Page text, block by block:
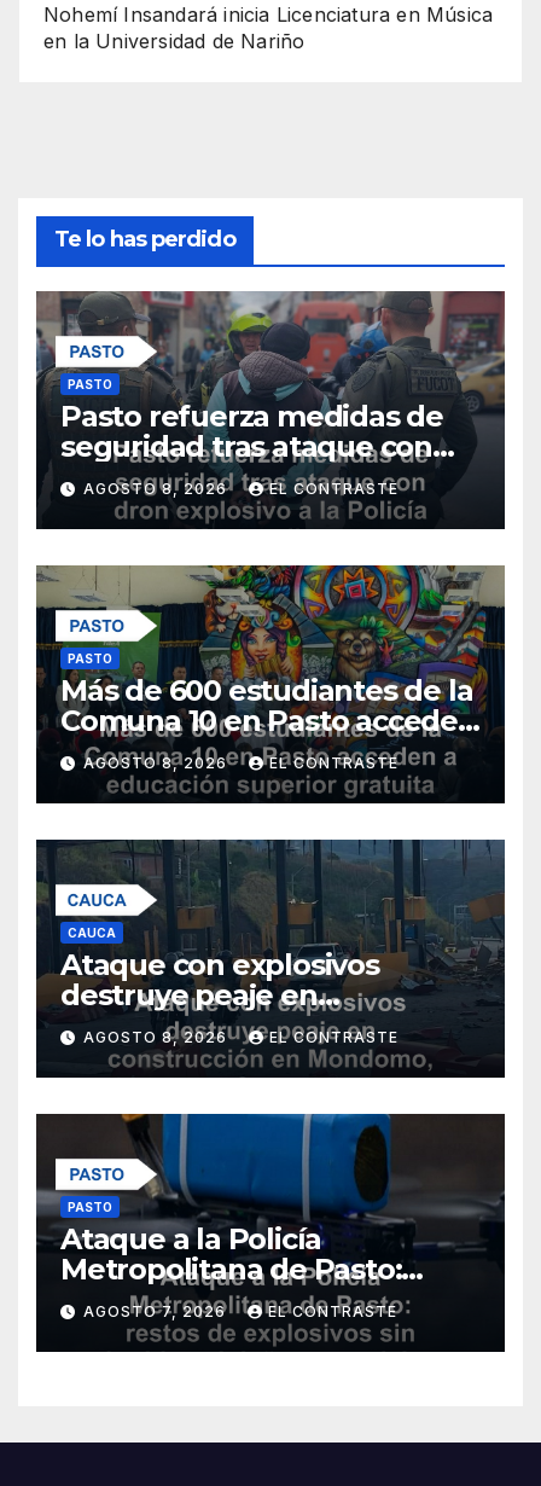
Nohemí Insandará inicia Licenciatura en Música
en la Universidad de Nariño
Te lo has perdido
PASTO
Pasto refuerza medidas de
seguridad tras ataque con
dron explosivo a la Policía
Metropolitana
AGOSTO 8, 2026 EL CONTRASTE
PASTO
Más de 600 estudiantes de la
Comuna 10 en Pasto acceden
a educación superior gratuita
con nuevos programas
AGOSTO 8, 2026 EL CONTRASTE
CAUCA
Ataque con explosivos
destruye peaje en
construcción en Mondomo,
Cauca
AGOSTO 8, 2026 EL CONTRASTE
PASTO
Ataque a la Policía
Metropolitana de Pasto:
restos de explosivos sin
heridos ni daños materiales
AGOSTO 7, 2026 EL CONTRASTE